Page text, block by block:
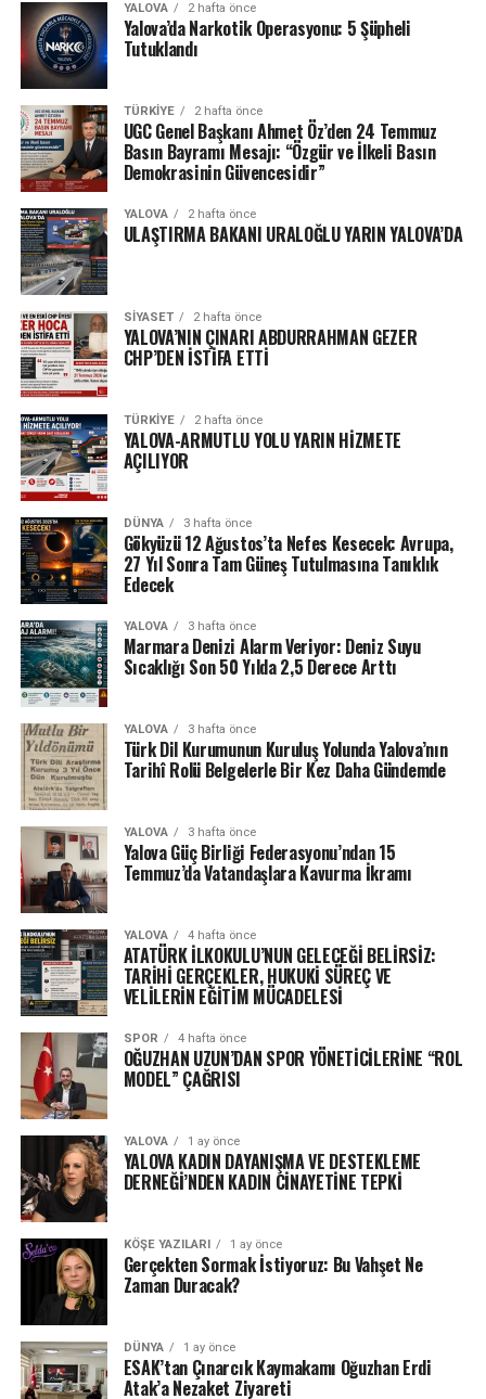
YALOVA 2 hafta önce
Yalova’da Narkotik Operasyonu: 5 Şüpheli
Tutuklandı
TÜRKIYE 2 hafta önce
UGC Genel Başkanı Ahmet Öz’den 24 Temmuz
Basın Bayramı Mesajı: “Özgür ve İlkeli Basın
Demokrasinin Güvencesidir”
YALOVA 2 hafta önce
ULAŞTIRMA BAKANI URALOĞLU YARIN YALOVA’DA
SIYASET 2 hafta önce
YALOVA’NIN ÇINARI ABDURRAHMAN GEZER
CHP’DEN İSTİFA ETTİ
TÜRKIYE 2 hafta önce
YALOVA-ARMUTLU YOLU YARIN HİZMETE
AÇILIYOR
DÜNYA 3 hafta önce
Gökyüzü 12 Ağustos’ta Nefes Kesecek: Avrupa,
27 Yıl Sonra Tam Güneş Tutulmasına Tanıklık
Edecek
YALOVA 3 hafta önce
Marmara Denizi Alarm Veriyor: Deniz Suyu
Sıcaklığı Son 50 Yılda 2,5 Derece Arttı
YALOVA 3 hafta önce
Türk Dil Kurumunun Kuruluş Yolunda Yalova’nın
Tarihî Rolü Belgelerle Bir Kez Daha Gündemde
YALOVA 3 hafta önce
Yalova Güç Birliği Federasyonu’ndan 15
Temmuz’da Vatandaşlara Kavurma İkramı
YALOVA 4 hafta önce
ATATÜRK İLKOKULU’NUN GELECEĞİ BELİRSİZ:
TARİHİ GERÇEKLER, HUKUKİ SÜREÇ VE
VELİLERİN EĞİTİM MÜCADELESİ
SPOR 4 hafta önce
OĞUZHAN UZUN’DAN SPOR YÖNETİCİLERİNE “ROL
MODEL” ÇAĞRISI
YALOVA 1 ay önce
YALOVA KADIN DAYANIŞMA VE DESTEKLEME
DERNEĞİ’NDEN KADIN CİNAYETİNE TEPKİ
KÖŞE YAZILARI 1 ay önce
Gerçekten Sormak İstiyoruz: Bu Vahşet Ne
Zaman Duracak?
DÜNYA 1 ay önce
ESAK’tan Çınarcık Kaymakamı Oğuzhan Erdi
Atak’a Nezaket Ziyareti